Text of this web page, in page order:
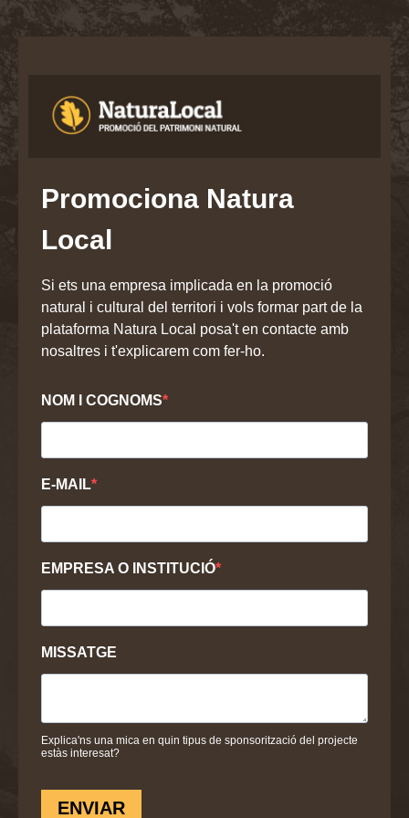
Promociona Natura
Local
Si ets una empresa implicada en la promoció
natural i cultural del territori i vols formar part de la
plataforma Natura Local posa't en contacte amb
nosaltres i t'explicarem com fer-ho.
NOM I COGNOMS
E-MAIL
EMPRESA O INSTITUCIÓ
MISSATGE
Explica'ns una mica en quin tipus de sponsorització del projecte
estàs interesat?
ENVIAR